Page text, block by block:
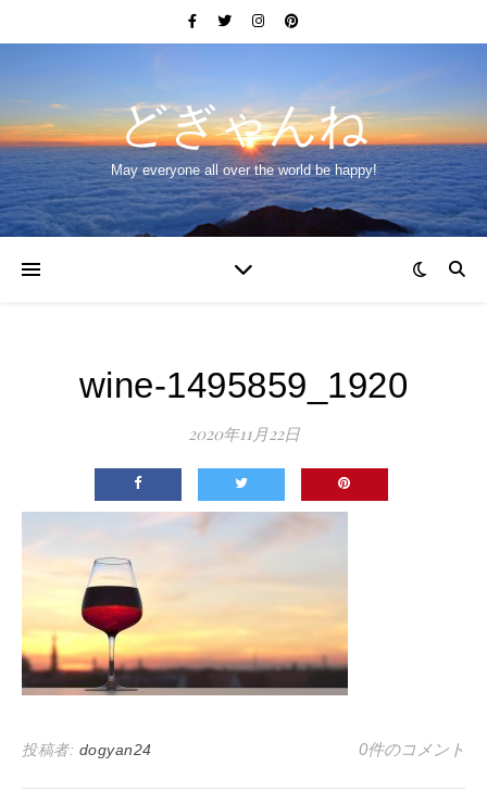
どぎゃんね
May everyone all over the world be happy!
wine-1495859_1920
2020年11月22日
投稿者: dogyan24 0件のコメント